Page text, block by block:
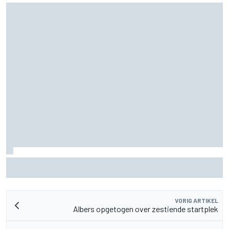
VORIG ARTIKEL
Albers opgetogen over zestiende startplek